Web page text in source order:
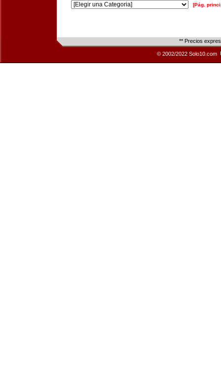
[Pág.
** Precios
© 2002/2022 Solo10.com